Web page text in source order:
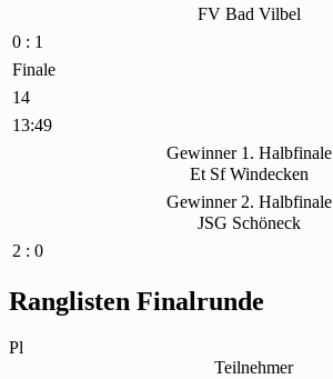
FV Bad Vilbel
0 : 1
Finale
14
13:49
Gewinner 1. Halbfinale
Et Sf Windecken
Gewinner 2. Halbfinale
JSG Schöneck
2 : 0
Ranglisten Finalrunde
Pl
Teilnehmer